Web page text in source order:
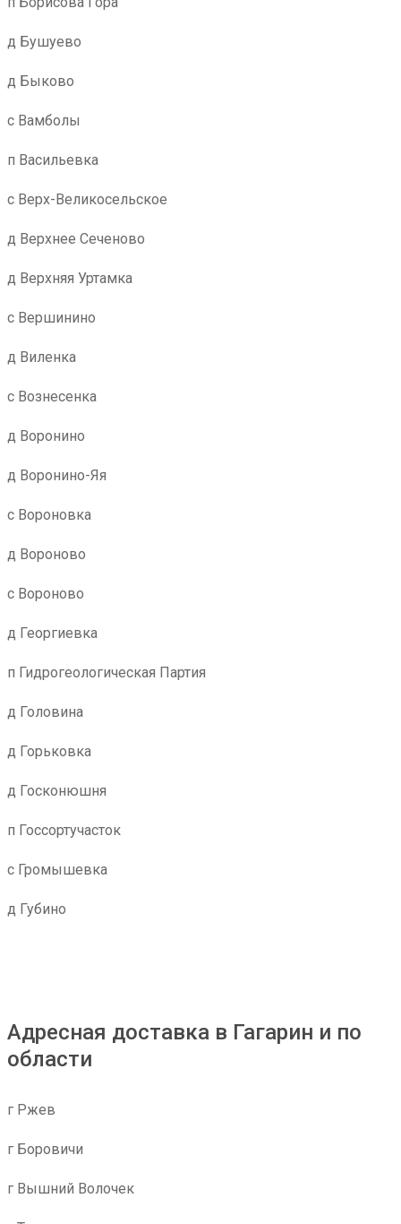
д Бушуево
д Быково
с Вамболы
п Васильевка
с Верх-Великосельское
д Верхнее Сеченово
д Верхняя Уртамка
с Вершинино
д Виленка
с Вознесенка
д Воронино
д Воронино-Яя
с Вороновка
д Вороново
с Вороново
д Георгиевка
п Гидрогеологическая Партия
д Головина
д Горьковка
д Госконюшня
п Госсортучасток
с Громышевка
д Губино
Адресная доставка в Гагарин и по
области
г Ржев
г Боровичи
г Вышний Волочек